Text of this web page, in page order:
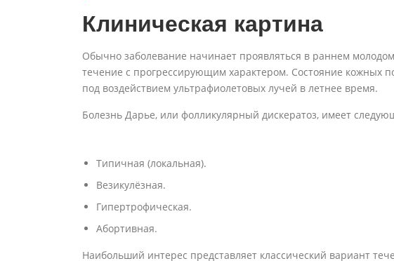
Клиническая картина
Обычно заболевание начинает проявляться в раннем
течение с прогрессирующим характером. Состояние кожных
под воздействием ультрафиолетовых лучей в летнее время.
Болезнь Дарье, или фолликулярный дискератоз, имеет
Типичная (локальная).
Везикулёзная.
Гипертрофическая.
Абортивная.
Наибольший интерес представляет классический вариант